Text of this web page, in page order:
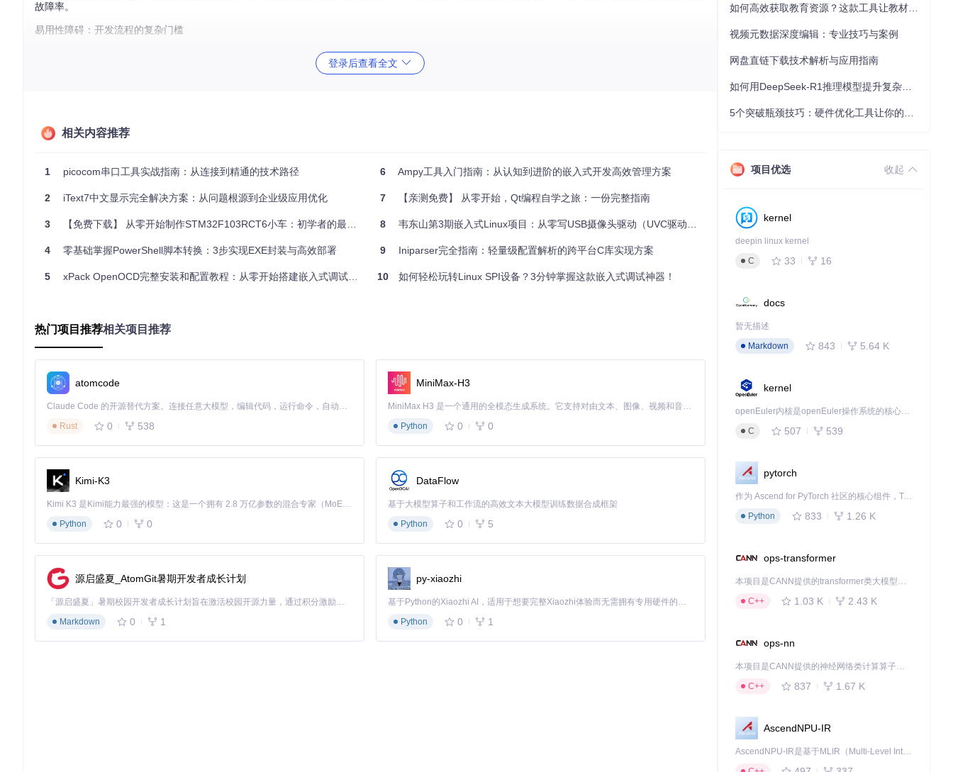
故障率。
易用性障碍：开发流程的复杂门槛
传统存储方案往往需要开发者手动管理内存分配、文件句柄和存储分区，这对嵌入式初学者而言存在较高技术门槛。调查显示，约40%的嵌入式开发新手
在文件系统配置阶段会遇到难以解决的问题，平均需要花费8小时以上才能实现基本的文件读写功能。
LittleFS采用日志结构文件系统设计，结合块级别的磨损均衡算法，在有限的Flash空间上实现了高效存储管理。其核心特性包括：
低内存占用：仅需4KB RAM即可运行，适合资源受限的微控制器
崩溃一致性：通过事务日志确保意外断电后的数据完整性
同类方案对比：LittleFS vs SPIFFS vs FAT32
最小RAM需求
4KB
空间利用率
95% 85%
80%
掉电安全性
高
最大文件数
无限制 有限制
无限制
支持分区大小
1MB-16MB
实践篇：分场景操作指南
5分钟完成跨平台安装
获取安装文件
访问项目仓库获取最新版本的VSIX插件文件。
选择安装目录
登录后查看全文
相关内容推荐
1 picocom串口工具实战指南：从连接到精通的技术路径
2 iText7中文显示完全解决方案：从问题根源到企业级应用优化
3 【免费下载】 从零开始制作STM32F103RCT6小车：初学者的最佳入门指南
4 零基础掌握PowerShell脚本转换：3步实现EXE封装与高效部署
5 xPack OpenOCD完整安装和配置教程：从零开始搭建嵌入式调试环境
6 Ampy工具入门指南：从认知到进阶的嵌入式开发高效管理方案
7 【亲测免费】 从零开始，Qt编程自学之旅：一份完整指南
8 韦东山第3期嵌入式Linux项目：从零写USB摄像头驱动（UVC驱动）推荐文章
9 Iniparser完全指南：轻量级配置解析的跨平台C库实现方案
10 如何轻松玩转Linux SPI设备？3分钟掌握这款嵌入式调试神器！
热门项目推荐相关项目推荐
atomcode
Claude Code 的开源替代方案。连接任意大模型，编辑代码，运行命令，自动验证 — 全自动执行。用 Rust 构建，极致性能。 ｜ An open-source alternative to Claude Code. Connect any LLM, edit code, run commands, and verify changes — autonomously. Built in Rust for speed. Get Started
Rust
0 538
MiniMax-H3
MiniMax H3 是一个通用的全模态生成系统。它支持对由文本、图像、视频和音频组成的多模态上下文进行统一理解，并能生成分辨率高达 2K、时长可达 15 秒的带原生立体声音频的视频。得益于面向任务泛化的系统设计，H3 在预训练阶段就已具备广泛的多模态上下文理解与生成能力，能够出色地执行复杂的多模态指令。
Python
0 0
Kimi-K3
Kimi K3 是Kimi能力最强的模型：这是一个拥有 2.8 万亿参数的混合专家（MoE）模型，具备原生视觉理解能力，并支持 100 万 token 的上下文窗口。
Python
0 0
DataFlow
基于大模型算子和工作流的高效文本大模型训练数据合成框架
Python
0 5
源启盛夏_AtomGit暑期开发者成长计划
「源启盛夏」暑期校园开发者成长计划旨在激活校园开源力量，通过积分激励、认证扶持、资源倾斜等形式，引导高校组织和开发者完成「入驻 — 建项目 — 做贡献 — 获认证 — 得资源」的完整闭环。无论你是想带领社团入驻平台的组织者，还是希望用代码贡献证明自己的开发者，都能在这里找到属于你的成长路径。
Markdown
0 1
py-xiaozhi
基于Python的Xiaozhi AI，适用于想要完整Xiaozhi体验而无需拥有专用硬件的用户。
Python
0 1
视频元数据深度编辑：专业技巧与案例
网盘直链下载技术解析与应用指南
项目优选 收起
kernel
deepin linux kernel
C
33 16
docs
暂无描述
Markdown
843 5.64 K
kernel
openEuler内核是openEuler操作系统的核心，既是系统性能与稳定性的基石，也是连接处理器、设备与服务的桥梁。
C
507 539
pytorch
作为 Ascend for PyTorch 社区的核心组件，TorchNPU 是昇腾专为 PyTorch 打造的深度学习适配插件，使 PyTorch 框架能够直接调用昇腾 NPU，为开发者提供昇腾 AI 处理器的超强算力。
Python
833 1.26 K
ops-transformer
本项目是CANN提供的transformer类大模型算子库，实现网络在NPU上加速计算。
C++
1.03 K 2.43 K
ops-nn
本项目是CANN提供的神经网络类计算算子库，实现网络在NPU上加速计算。
C++
837 1.67 K
AscendNPU-IR
AscendNPU-IR是基于MLIR（Multi-Level Intermediate Representation）构建的，面向昇腾亲和算子编译时使用的中间表示，提供昇腾完备表达能力，通过编译优化提升昇腾AI处理器计算效率，支持通过生态框架使能昇腾AI处理器与深度调优